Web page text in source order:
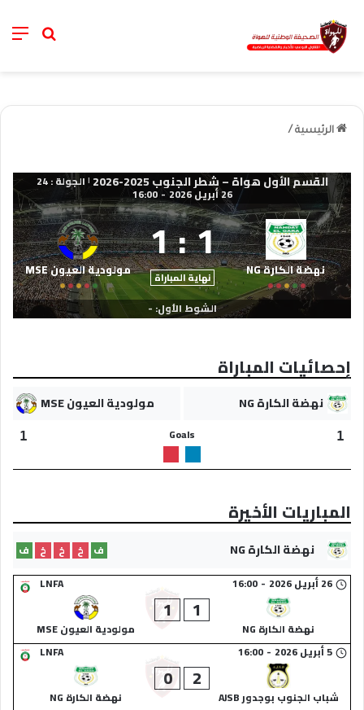
خانة
الرئيسية /
القسم الأول هواة – شطر الجنوب 2025-2026 | الجولة : 24
26 أبريل 2026 -
16:00
نهضة الكارة NG 1
:
1
نهاية المباراة مولودية العيون MSE
الشوط الأول: -
إحصائيات المباراة
نهضة الكارة NG مولودية العيون MSE
1
Goals
1
المباريات الأخيرة
نهضة الكارة NG ف خ خ خ
ف
LNFA
26 أبريل 2026 -
16:00
نهضة الكارة NG
1
1
مولودية العيون MSE
LNFA
5 أبريل 2026 -
16:00
شباب الجنوب بوجدور AJSB
2
0
نهضة الكارة NG